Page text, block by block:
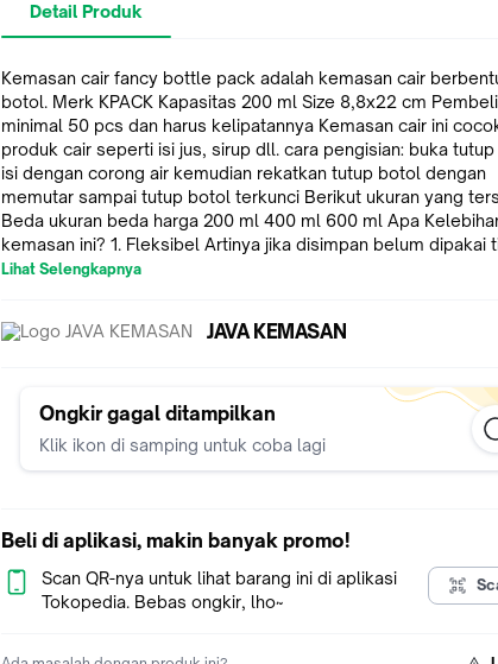
Detail Produk
Kemasan cair fancy bottle pack adalah kemasan cair
botol. Merk KPACK Kapasitas 200 ml Size 8,8x22 cm Pembelian
minimal 50 pcs dan harus kelipatannya Kemasan cair ini cocok utk
produk cair seperti isi jus, sirup dll. cara pengisian: buka
isi dengan corong air kemudian rekatkan tutup botol dengan
memutar sampai tutup botol terkunci Berikut ukuran yang tersedia.
Beda ukuran beda harga 200 ml 400 ml 600 ml Apa Kelebihan
kemasan ini? 1. Fleksibel Artinya jika disimpan belum dipakai
makan tempat dan ongkos kirim pun relatif murah [PCS]
bekas, bahkan kemasan ini diproduksi dengan standard
kependekan dari FULLY RECYCLE, dapat sepenuhnya di daur
dan diproses menjadi produk lain 4. Memiliki bibir Spout utk menang
/ diminum dengan lebih mudah, serta kaki Standing pouch
Kopi Dingin - Saos / pasta / selai - Es atau Jus buah - Minuman Jelly,
cincau, cendol - Bijian kecil produk kesehatan seperti chia
selasih - Minyak / Oli - Pupuk Cair Tanaman - dan lain
Lihat Selengkapnya
JAVA KEMASAN
Ongkir gagal ditampilkan
Klik ikon di samping untuk coba lagi
Beli di aplikasi, makin banyak promo!
Scan QR-nya untuk lihat barang ini di aplikasi
Tokopedia. Bebas ongkir, lho~